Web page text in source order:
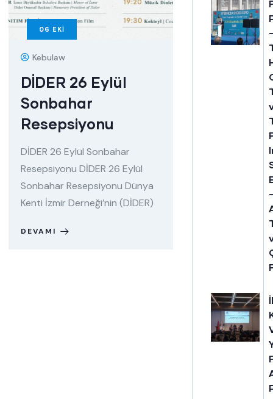
06 EKI
Kebulaw
DİDER 26 Eylül
Sonbahar
Resepsiyonu
DİDER 26 Eylül Sonbahar
Resepsiyonu DİDER 26 Eylül
Sonbahar Resepsiyonu Dünya
Kenti İzmir Derneği’nin (DİDER)
DEVAMI